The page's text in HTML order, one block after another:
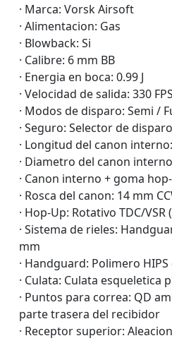
· Marca: Vorsk Airsoft
· Alimentacion: Gas
· Blowback: Si
· Calibre: 6 mm BB
· Energia en boca: 0.99 J
· Velocidad de salida: 330
· Modos de disparo: Semi /
· Seguro: Selector de disparo
· Longitud del canon
· Diametro del canon
· Canon interno + goma
· Rosca del canon: 14 mm
· Hop-Up: Rotativo TDC/
· Sistema de rieles:
mm
· Handguard: Polimero
· Culata: Culata esqueletica
· Puntos para correa: QD
parte trasera del recibidor
· Receptor superior: